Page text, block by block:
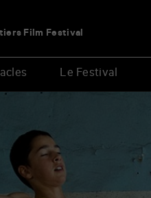
Film Festival
Le Festival